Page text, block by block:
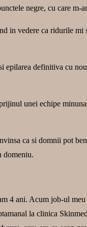
negre, cu care
vedere ca ridurile mi
epilarea definitiva cu
unei echipe
ca si domnii pot
domeniu.
4 ani. Acum job-ul
la clinica